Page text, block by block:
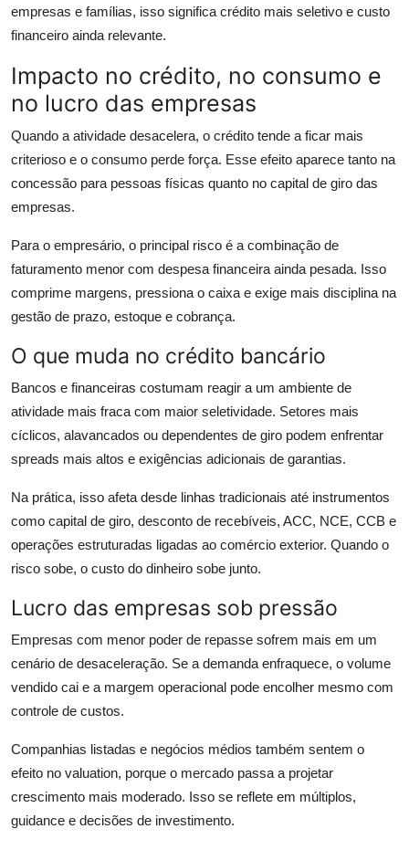
empresas e famílias, isso significa crédito mais seletivo e custo
financeiro ainda relevante.
Impacto no crédito, no consumo e
no lucro das empresas
Quando a atividade desacelera, o crédito tende a ficar mais
criterioso e o consumo perde força. Esse efeito aparece tanto na
concessão para pessoas físicas quanto no capital de giro das
empresas.
Para o empresário, o principal risco é a combinação de
faturamento menor com despesa financeira ainda pesada. Isso
comprime margens, pressiona o caixa e exige mais disciplina na
gestão de prazo, estoque e cobrança.
O que muda no crédito bancário
Bancos e financeiras costumam reagir a um ambiente de
atividade mais fraca com maior seletividade. Setores mais
cíclicos, alavancados ou dependentes de giro podem enfrentar
spreads mais altos e exigências adicionais de garantias.
Na prática, isso afeta desde linhas tradicionais até instrumentos
como capital de giro, desconto de recebíveis, ACC, NCE, CCB e
operações estruturadas ligadas ao comércio exterior. Quando o
risco sobe, o custo do dinheiro sobe junto.
Lucro das empresas sob pressão
Empresas com menor poder de repasse sofrem mais em um
cenário de desaceleração. Se a demanda enfraquece, o volume
vendido cai e a margem operacional pode encolher mesmo com
controle de custos.
Companhias listadas e negócios médios também sentem o
efeito no valuation, porque o mercado passa a projetar
crescimento mais moderado. Isso se reflete em múltiplos,
guidance e decisões de investimento.